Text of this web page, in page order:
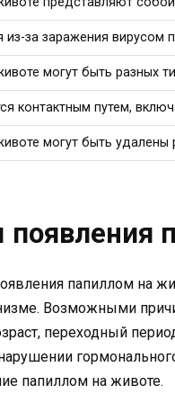
из-за заражения вирусом
могут быть разных
контактным путем,
могут быть
папиллом на
Возможными
переходный
папиллом на животе.